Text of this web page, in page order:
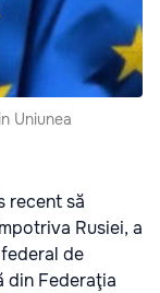
Uniunea
recent să
Rusiei, a
de
din Federaţia